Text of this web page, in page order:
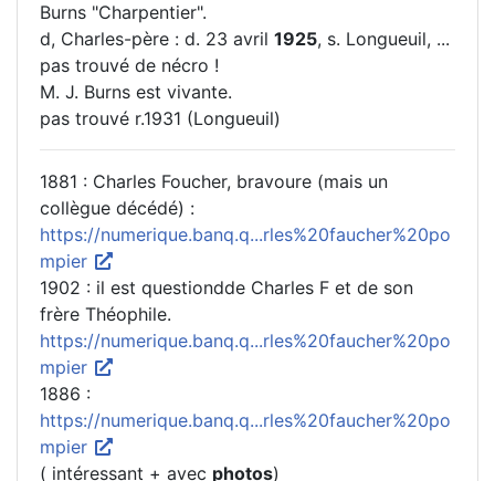
Burns "Charpentier".
d, Charles-père : d. 23 avril 1925, s. Longueuil, ...
pas trouvé de nécro !
M. J. Burns est vivante.
pas trouvé r.1931 (Longueuil)
1881 : Charles Foucher, bravoure (mais un
collègue décédé) :
https://numerique.banq.q...rles%20faucher%20po
mpier
1902 : il est questiondde Charles F et de son
frère Théophile.
https://numerique.banq.q...rles%20faucher%20po
mpier
1886 :
https://numerique.banq.q...rles%20faucher%20po
mpier
( intéressant + avec photos)